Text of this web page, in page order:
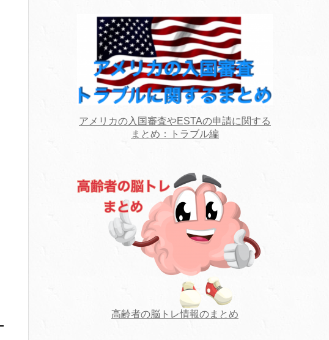
アメリカの入国審査やESTAの申請に関する
まとめ：トラブル編
高齢者の脳トレ情報のまとめ